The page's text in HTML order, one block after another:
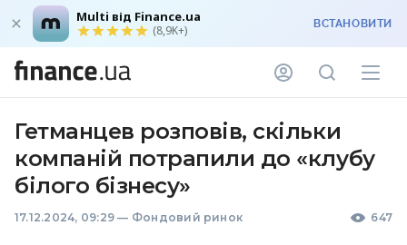
Multi від Finance.ua
(8,9K+) ВСТАНОВИТИ
Гетманцев розповів, скільки
компаній потрапили до «клубу
білого бізнесу»
17.12.2024, 09:29 — Фондовий ринок 647